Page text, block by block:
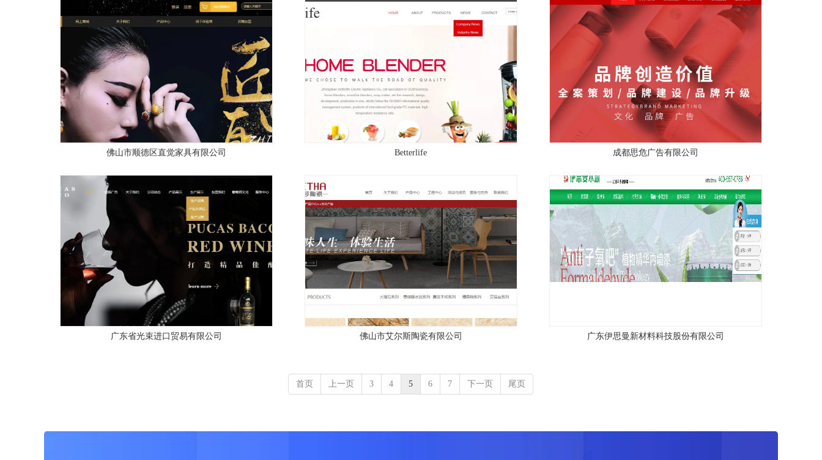
佛山市顺德区直觉家具有限公司 Betterlife 成都思危广告有限公司
广东省光束进口贸易有限公司 佛山市艾尔斯陶瓷有限公司 广东伊思曼新材料科技股份有限公司
首页 上一页 3 4 5 6 7 下一页 尾页